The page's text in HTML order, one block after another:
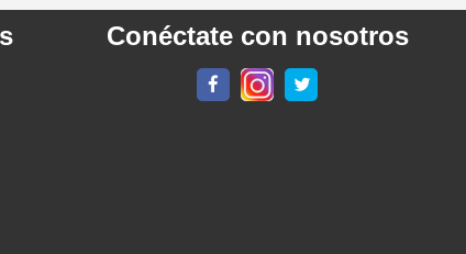
Conéctate con nosotros